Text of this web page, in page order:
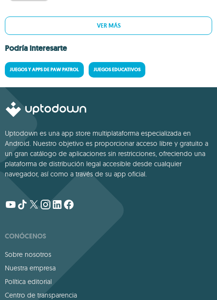
VER MÁS
Podría interesarte
JUEGOS Y APPS DE PAW PATROL JUEGOS EDUCATIVOS
Uptodown es una app store multiplataforma especializada en
Android. Nuestro objetivo es proporcionar acceso libre y gratuito a
un gran catálogo de aplicaciones sin restricciones, ofreciendo una
plataforma de distribución legal accesible desde cualquier
navegador, así como a través de su app oficial.
CONÓCENOS
Sobre nosotros
Nuestra empresa
Política editorial
Centro de transparencia